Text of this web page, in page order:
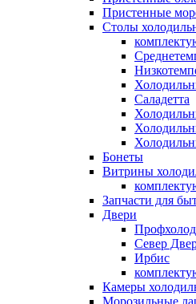
Пристенные
Столы
Саладетта
Бонеты
Витрины
Запчасти для
Двери
Профхолод
Север
Ирбис
Камеры
Морозильные